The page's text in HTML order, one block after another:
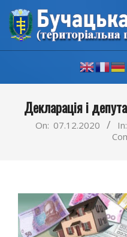
Skip
content
NavigationДекларація і
On: 07.12.2020 In: